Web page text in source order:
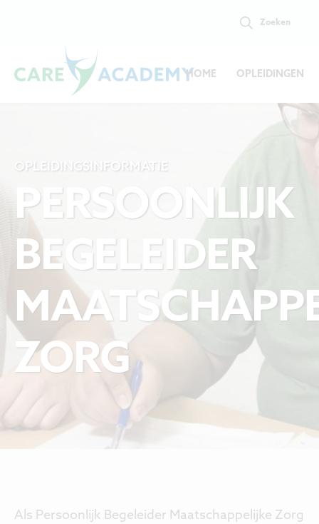
Zoeken
HOME OPLEIDINGEN
OPLEIDINGSINFORMATIE
PERSOONLIJK
BEGELEIDER
ZORG
Als Persoonlijk Begeleider Maatschappelijke Zorg